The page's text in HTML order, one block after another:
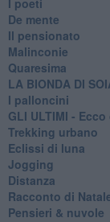
De mente
Il pensionato
Malinconie
Quaresima
LA BIONDA DI
I palloncini
GLI ULTIMI -
Trekking urbano
Eclissi di luna
Jogging
Distanza
Racconto di
Pensieri & nuvole